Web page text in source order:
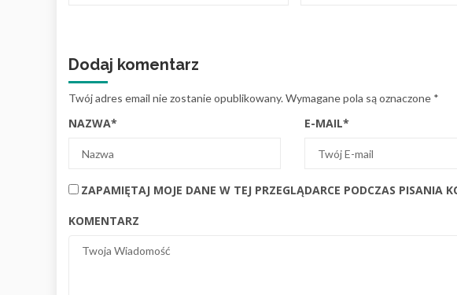
Dodaj komentarz
Twój adres email nie zostanie opublikowany.Wymagane pola są oznaczone *
NAZWA* E-MAIL*
ZAPAMIĘTAJ MOJE DANE W TEJ PRZEGLĄDARCE PODCZAS PISANIA
KOMENTARZ